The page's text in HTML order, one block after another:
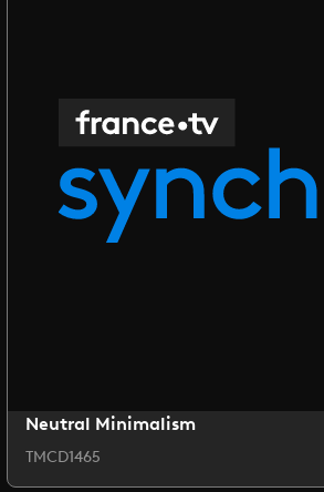
Neutral Minimalism
TMCD1465